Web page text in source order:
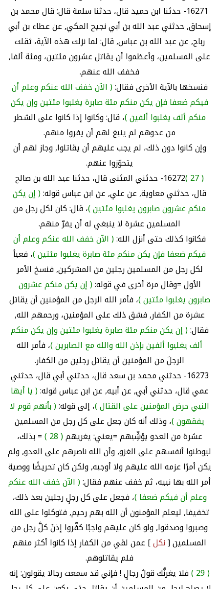
16271- حدثنا ابن حميد قال، حدثنا سلمة قال: قال محمد بن
إسحاق, حدثني عبد الله بن أبي نجيح المكي, عن عطاء بن أبي
رباح, عن عبد الله بن عباس, قال: لما نزلت هذه الآية، ثقلت
على المسلمين، وأعظموا أن يقاتل عشرون مئتين، ومئة ألفا,
فخفف الله عنهم.
فنسخها بالآية الأخرى فقال:( الآن خفف الله عنكم وعلم أن
فيكم ضعفا فإن يكن منكم مئة صابرة يغلبوا مئتين وإن يكن
منكم ألف يغلبوا ألفين )، قال: وكانوا إذا كانوا على الشطر
من عدوهم لم ينبغ لهم أن يفروا منهم.
وإن كانوا دون ذلك، لم يجب عليهم أن يقاتلوا, وجاز لهم أن
يتحوّزوا عنهم.
( 27 )
16272- حدثني المثنى قال، حدثنا عبد الله بن صالح
قال، حدثني معاوية, عن علي, عن ابن عباس قوله:( إن يكن
منكم عشرون صابرون يغلبوا مئتين )، قال: كان لكل رجل من
المسلمين عشرة لا ينبغي له أن يفرّ منهم.
فكانوا كذلك حتى أنزل الله:( الآن خفف الله عنكم وعلم أن
فيكم ضعفا فإن يكن منكم مئة صابرة يغلبوا مئتين )، فعبأ
لكل رجل من المسلمين رجلين من المشركين, فنسخ الأمر
الأول =وقال مرة أخرى في قوله:( إن يكن منكم عشرون
صابرون يغلبوا مئتين )، فأمر الله الرجل من المؤمنين أن يقاتل
عشرة من الكفار, فشق ذلك على المؤمنين، ورحمهم الله,
فقال:( إن يكن منكم مئة صابرة يغلبوا مئتين وإن يكن منكم
ألف يغلبوا ألفين بإذن الله والله مع الصابرين )، فأمر الله
الرجلَ من المؤمنين أن يقاتل رجلين من الكفار.
16273- حدثني محمد بن سعد قال، حدثني أبي قال، حدثني
عمي قال، حدثني أبي, عن أبيه, عن ابن عباس قوله:( يا أيها
النبي حرض المؤمنين على القتال )، إلى قوله:( بأنهم قوم لا
يفقهون )، وذلك أنه كان جعل على كل رجل من المسلمين
عشرة من العدو يؤشِّبهم =يعني: يغريهم( 28 )
= بذلك،
ليوطنوا أنفسهم على الغزو, وأن الله ناصرهم على العدو, ولم
يكن أمرًا عزمه الله عليهم ولا أوجبه, ولكن كان تحريضًا ووصية
أمر الله بها نبيه، ثم خفف عنهم فقال:( الآن خفف الله عنكم
وعلم أن فيكم ضعفا )، فجعل على كل رجلٍ رجلين بعد ذلك،
تخفيفا, ليعلم المؤمنون أن الله بهم رحيم, فتوكلوا على الله
وصبروا وصدقوا, ولو كان عليهم واجبًا كفّروا إذنْ كلَّ رجل من
المسلمين [نكل] عمن لقي من الكفار إذا كانوا أكثر منهم
فلم يقاتلوهم.
( 29 )
فلا يغرنَّك قولُ رجالٍ ! فإني قد سمعت رجالا يقولون: إنه